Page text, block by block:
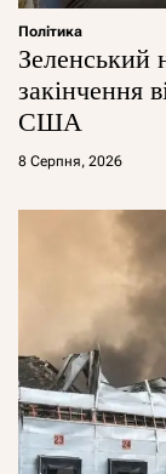
Політика
Зеленський
закінчення
США
8 Серпня, 2026